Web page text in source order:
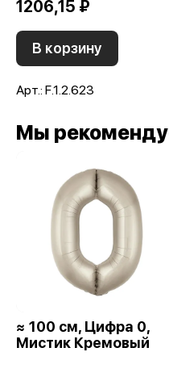
1206,15 ₽
В корзину
Арт.: F.1.2.623
Мы
≈ 100 см, Цифра 0,
Мистик Кремовый